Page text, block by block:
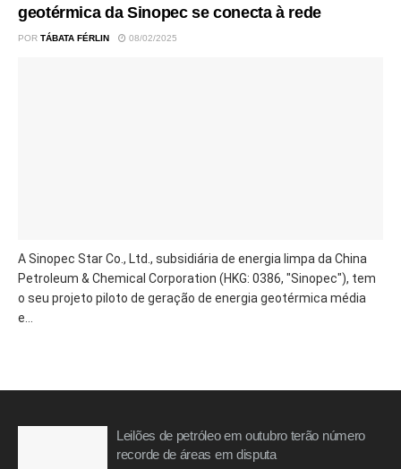
geotérmica da Sinopec se conecta à rede
POR TÁBATA FÉRLIN 08/02/2025
A Sinopec Star Co., Ltd., subsidiária de energia limpa da China
Petroleum & Chemical Corporation (HKG: 0386, "Sinopec"), tem
o seu projeto piloto de geração de energia geotérmica média
e...
Leilões de petróleo em outubro terão número
recorde de áreas em disputa